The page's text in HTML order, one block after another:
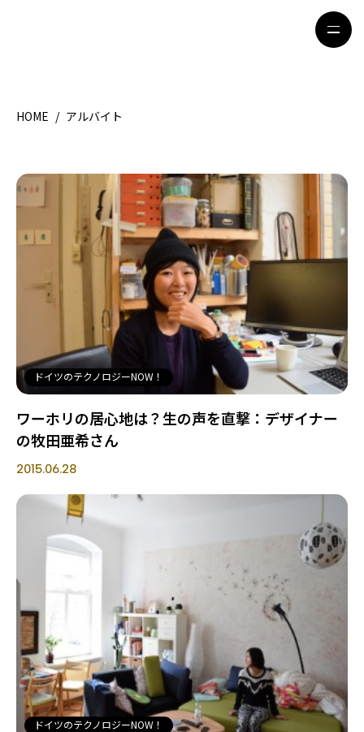
HOME
観光ガイド
留学＆キャリア
ライフスタイル
著者一覧
ライター募集
HOME / アルバイト
ドイツのテクノロジーNOW！
ワーホリの居心地は？生の声を直撃：デザイナー
の牧田亜希さん
2015.06.28
ドイツのテクノロジーNOW！